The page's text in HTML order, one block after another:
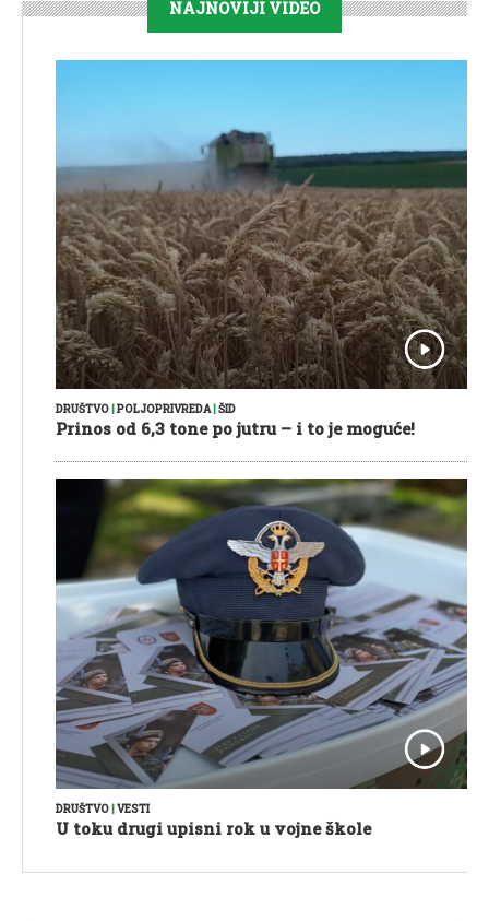
NAJNOVIJI VIDEO
DRUŠTVO POLJOPRIVREDA| ŠID
Prinos od 6,3 tone po jutru – i to je moguće!
DRUŠTVO|VESTI
U toku drugi upisni rok u vojne škole